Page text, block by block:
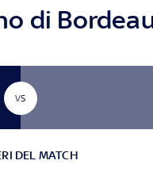
di
VS
DEL MATCH